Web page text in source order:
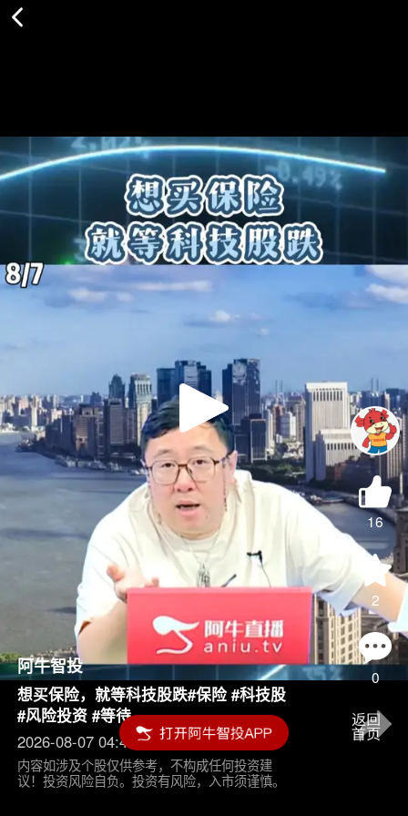
Play
Video
16
2
0
阿牛智投
想买保险，就等科技股跌#保险 #科技股
#风险投资 #等待
2026-08-07 04:45
内容如涉及个股仅供参考，不构成任何投资建
议！投资风险自负。投资有风险，入市须谨慎。